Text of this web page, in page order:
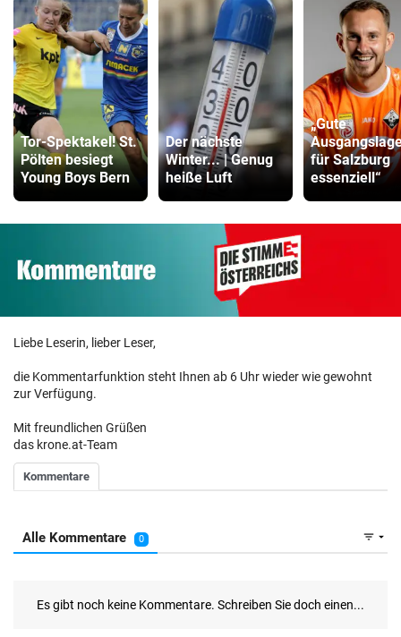
Tor-Spektakel! St.
Pölten besiegt
Young Boys Bern
Der nächste
Winter... | Genug
heiße Luft
„Gute
für Salzburg
essenziell“
Liebe Leserin, lieber Leser,
die Kommentarfunktion steht Ihnen ab 6 Uhr wieder wie gewohnt
zur Verfügung.
Mit freundlichen Grüßen
das krone.at-Team